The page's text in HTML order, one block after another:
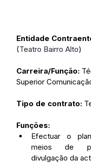
Entidade
(Teatro Bairro Alto)
Carreira/Função:
Superior
Tipo de contrato:
Funções:
Efectuar o
meios de
divulgação da